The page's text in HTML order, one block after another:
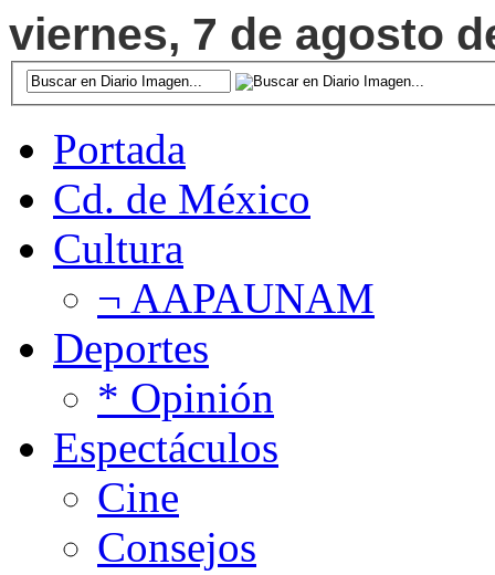
viernes, 7 de agosto
Portada
Cd. de México
Cultura
¬ AAPAUNAM
Deportes
* Opinión
Espectáculos
Cine
Consejos